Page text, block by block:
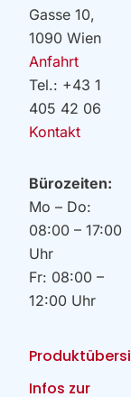
Gasse 10,
1090 Wien
Anfahrt
Tel.: +43 1
405 42 06
Kontakt
Bürozeiten:
Mo – Do:
08:00 – 17:00
Uhr
Fr: 08:00 –
12:00 Uhr
Infos zur